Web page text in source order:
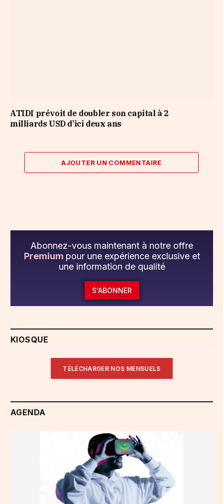
ATIDI prévoit de doubler son capital à 2
milliards USD d’ici deux ans
AJOUTER UN COMMENTAIRE
Abonnez-vous maintenant à notre offre
Premium pour une expérience exclusive et
une information de qualité
S'ABONNER
KIOSQUE
TÉLÉCHARGER NOS MENSUELS
AGENDA